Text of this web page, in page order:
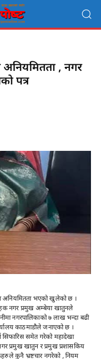
अनियमितता , नगर
पत्र
अनियमितता भएको खुलेको छ ।
नगर प्रमुख अम्बेया खातुनले
नगरपालिकाको ७ लाख भन्दा बढी
काठमाडौले जनाएको छ ।
समेत गरेको महादेखा
प्रमुख खातुन र प्रमुख प्रशासकिय
कुनै भ्रष्टचार नगरेको , नियम